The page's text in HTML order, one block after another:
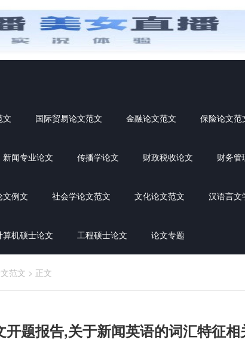
文 国际贸易论文范文 金融论文范文 保险论文范
新闻专业论文 传播学论文 财政税收论文 财务管
文例文 社会学论文范文 文化论文范文 汉语言文
算机硕士论文 工程硕士论文 论文专题
范文 > 正文
题报告,关于新闻英语的词汇特征